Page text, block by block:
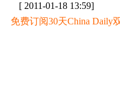
[ 2011-01-18 13:59]
免费订阅30天China Daily